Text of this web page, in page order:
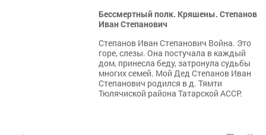
Бессмертный полк. Кряшены. Степанов
Иван Степанович
Степанов Иван Степанович Война. Это
горе, слезы. Она постучала в каждый
дом, принесла беду, затронула судьбы
многих семей. Мой Дед Степанов Иван
Степанович родился в д. Тямти
Тюлячиской района Татарской АССР.